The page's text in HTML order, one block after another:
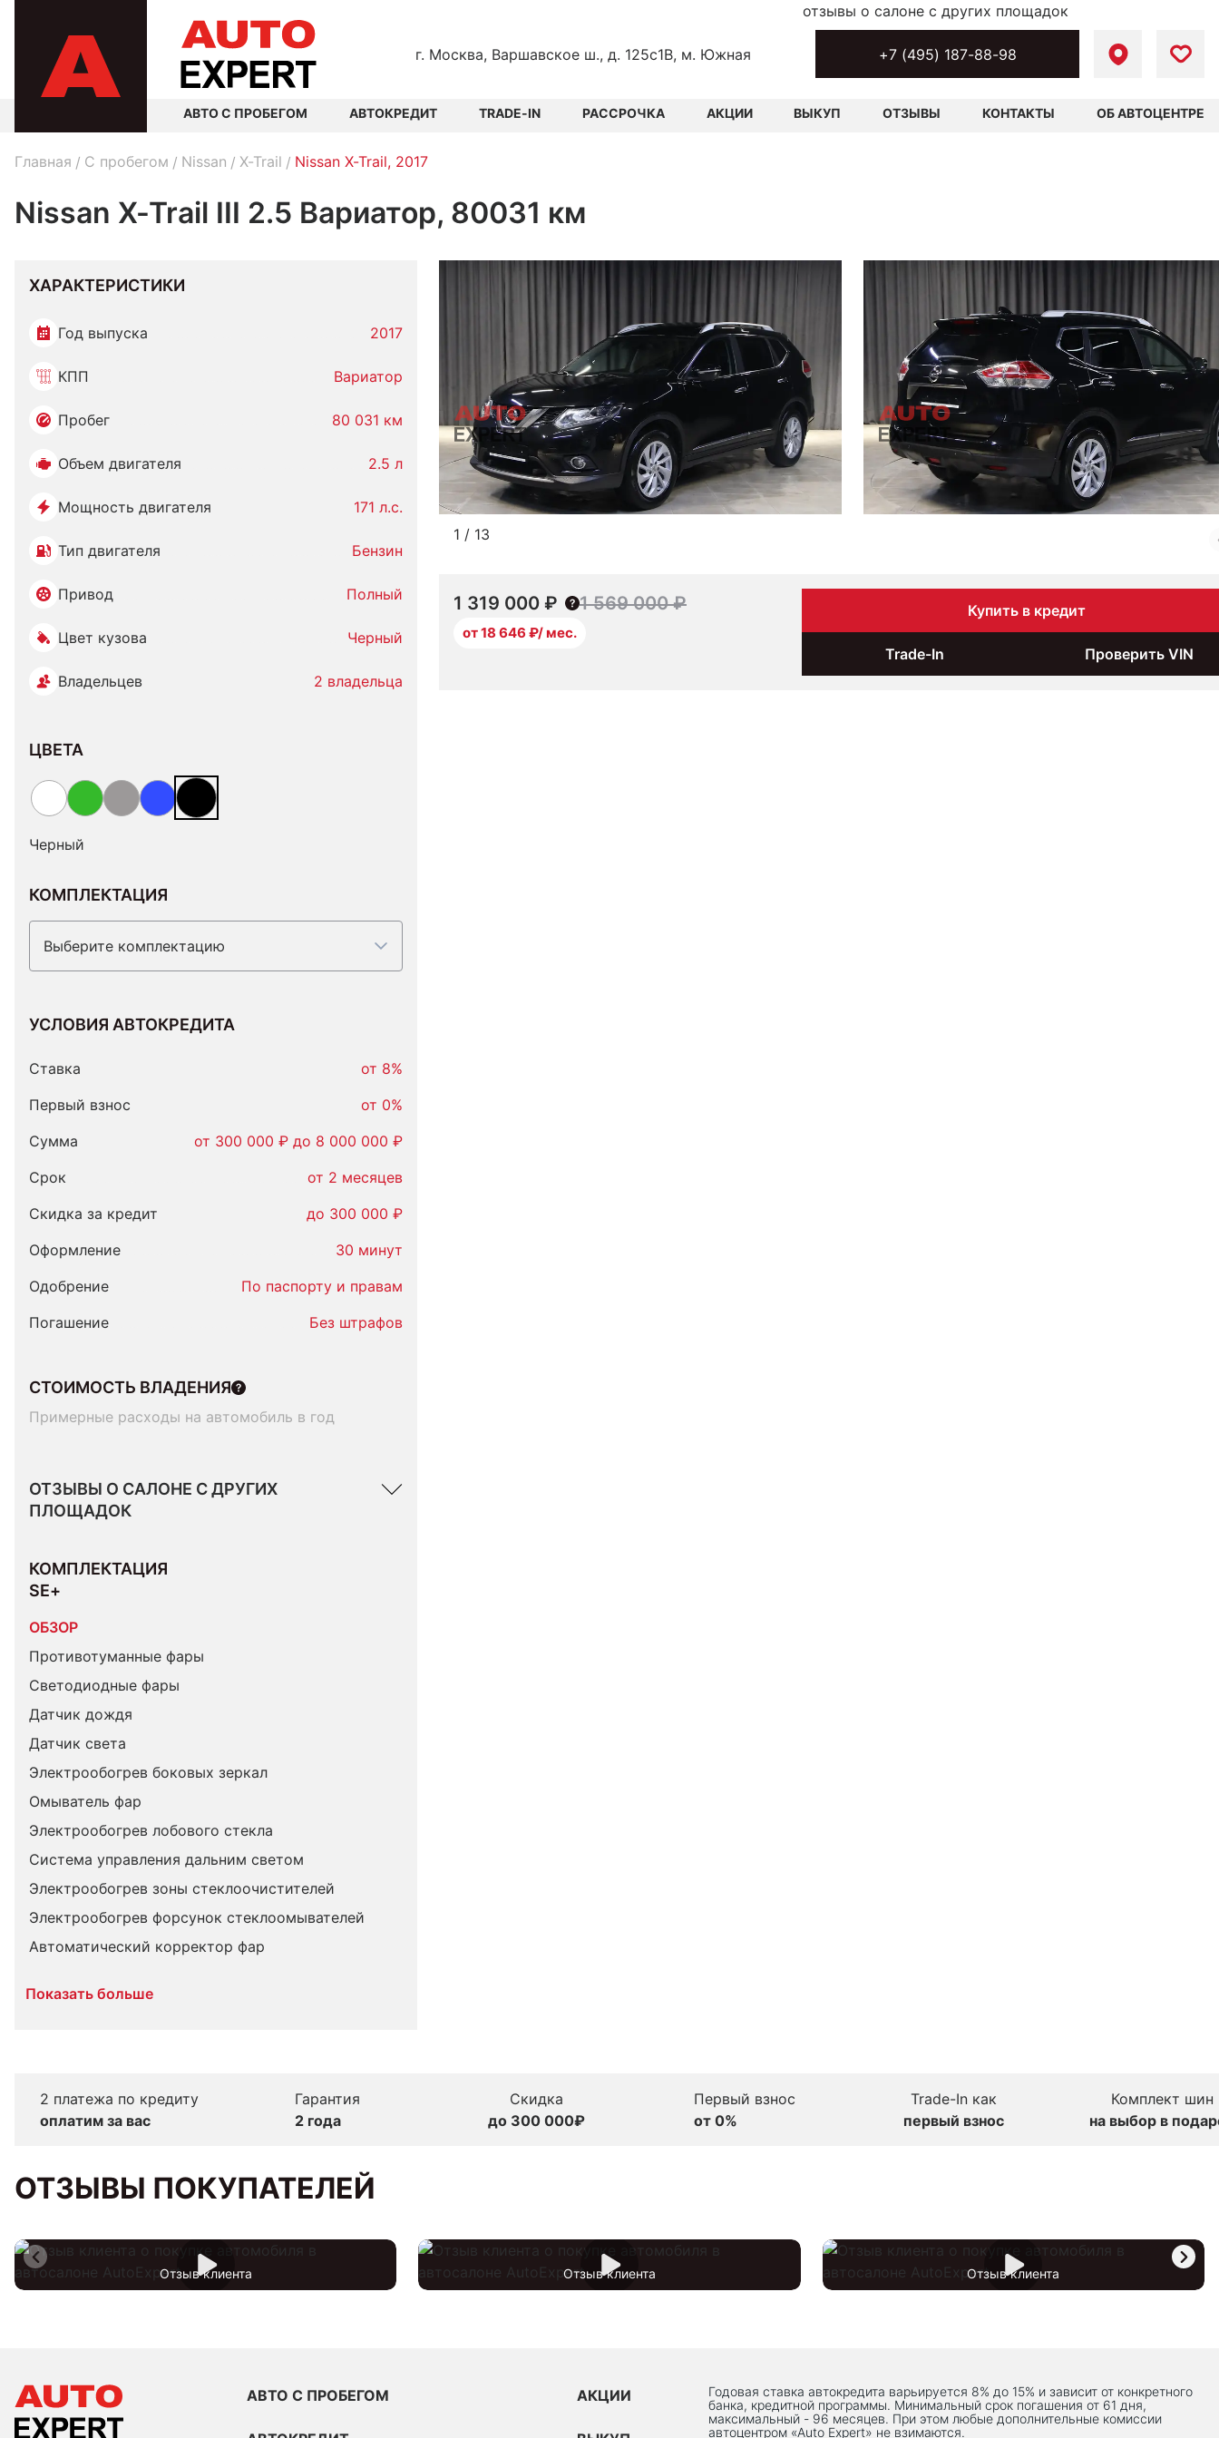
г. Москва, Варшавское ш., д. 125с1В, м. Южная +7 (495) 187-88-98
АВТО С ПРОБЕГОМ АВТОКРЕДИТ TRADE-IN РАССРОЧКА АКЦИИ ВЫКУП ОТЗЫВЫ КОНТАКТЫ ОБ АВТОЦЕНТРЕ
отзывы о салоне с других площадок
Главная C пробегом Nissan X-Trail Nissan X-Trail, 2017
Nissan X-Trail III 2.5 Вариатор, 80031 км
ХАРАКТЕРИСТИКИ
Год выпуска 2017
КПП Вариатор
Пробег 80 031 км
Объем двигателя 2.5 л
Мощность двигателя 171 л.с.
Тип двигателя Бензин
Привод Полный
Цвет кузова Черный
Владельцев 2 владельца
ЦВЕТА
Черный
КОМПЛЕКТАЦИЯ
Выберите комплектацию
УСЛОВИЯ АВТОКРЕДИТА
Ставка
от 8%
Первый взнос
от 0%
Сумма
от 300 000 ₽ до 8 000 000 ₽
Срок
от 2 месяцев
Скидка за кредит
до 300 000 ₽
Оформление
30 минут
Одобрение
По паспорту и правам
Погашение
Без штрафов
СТОИМОСТЬ ВЛАДЕНИЯ
Примерные расходы на автомобиль в год
ОТЗЫВЫ О САЛОНЕ С ДРУГИХ
ПЛОЩАДОК
КОМПЛЕКТАЦИЯ
SE+
ОБЗОР
Противотуманные фары
Светодиодные фары
Датчик дождя
Датчик света
Электрообогрев боковых зеркал
Омыватель фар
Электрообогрев лобового стекла
Система управления дальним светом
Электрообогрев зоны стеклоочистителей
Электрообогрев форсунок стеклоомывателей
Автоматический корректор фар
Показать больше
1 / 13
1 319 000 ₽ 1 569 000 ₽
от 18 646 ₽/ мес.
Купить в кредит
Trade-In Проверить VIN
2 платежа по кредиту
оплатим за вас
Гарантия
2 года
Скидка
до 300 000₽
Первый взнос
от 0%
Trade-In как
первый взнос
Комплект шин
на выбор в
ОТЗЫВЫ ПОКУПАТЕЛЕЙ
Отзыв клиента Отзыв клиента Отзыв клиента
АВТО С ПРОБЕГОМ АКЦИИ
Годовая ставка автокредита варьируется 8% до 15% и зависит от конкретного
банка, кредитной программы. Минимальный срок погашения от 61 дня,
максимальный - 96 месяцев. При этом любые дополнительные комиссии
автоцентром «Auto Expert» не взимаются.